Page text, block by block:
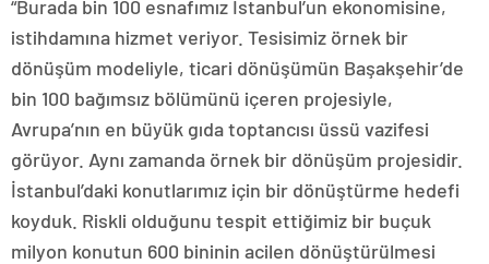
“Burada bin 100 esnafımız İstanbul’un ekonomisine,
istihdamına hizmet veriyor. Tesisimiz örnek bir
dönüşüm modeliyle, ticari dönüşümün Başakşehir’de
bin 100 bağımsız bölümünü içeren projesiyle,
Avrupa’nın en büyük gıda toptancısı üssü vazifesi
görüyor. Aynı zamanda örnek bir dönüşüm projesidir.
İstanbul’daki konutlarımız için bir dönüştürme hedefi
koyduk. Riskli olduğunu tespit ettiğimiz bir buçuk
milyon konutun 600 bininin acilen dönüştürülmesi